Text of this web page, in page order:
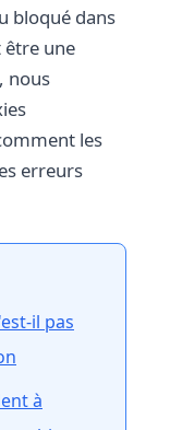
bloqué dans
une
nous
les
erreurs
il pas
à